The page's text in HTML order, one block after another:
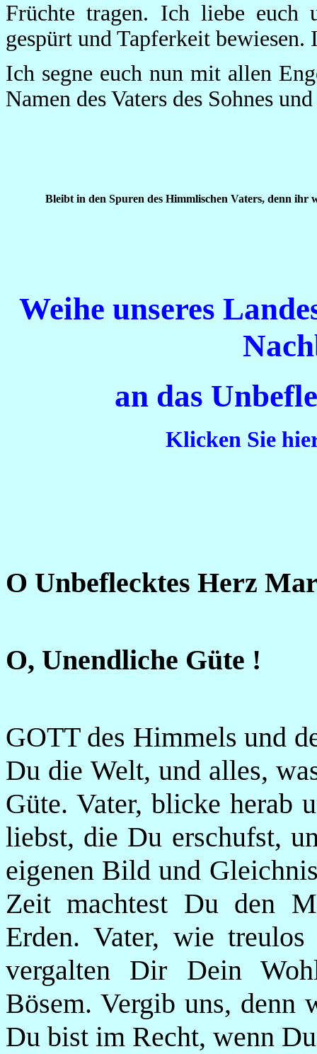
Früchte tragen. Ich liebe
gespürt und Tapferkeit
Ich segne euch nun mit allen
Namen des Vaters des Sohnes
Bleibt in den Spuren des Himmlischen Vaters, denn ihr
Weihe unseres
an das
Klicken Sie
O Unbeflecktes Herz
O, Unendliche Güte !
GOTT des Himmels und
Du die Welt, und alles,
Güte. Vater, blicke herab
liebst, die Du erschufst,
eigenen Bild und
Zeit machtest Du den
Erden. Vater, wie
vergalten Dir Dein
Bösem. Vergib uns, denn
Du bist im Recht, wenn